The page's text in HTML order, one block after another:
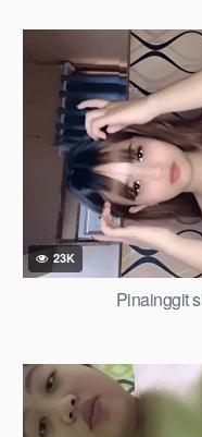
23K
Pinainggit